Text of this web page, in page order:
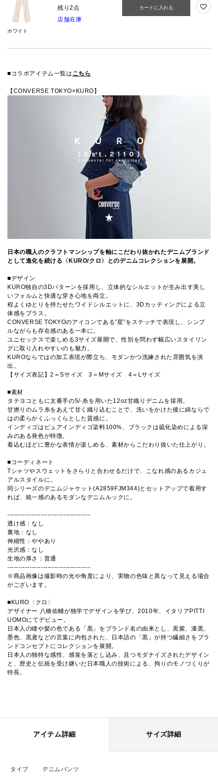
ホワイト
残り2点
店舗在庫
カートに入れる
■コラボアイテム一覧は こちら
【CONVERSE TOKYO×KURO】
日本の職人のクラフトマンシップを軸にこだわり抜かれたデニムブランド
として進化を続ける〈KURO/クロ〉とのデニムコレクションを展開。
■デザイン
KURO独自の3Dパターンを採用し、立体的なシルエットが生み出す美し
いフォルムと快適な穿き心地を両立。
程よくゆとりを持たせたワイドシルエットに、3Dカッティングによる立
体感をプラス。
CONVERSE TOKYOのアイコンである”星”をステッチで表現し、シンプ
ルながらも存在感のある一本に。
ユニセックスで楽しめる3サイズ展開で、性別を問わず幅広いスタイリン
グに取り入れやすいのも魅力。
KUROならではの加工表現が際立ち、モダンかつ洗練された雰囲気を演
出。
【サイズ表記】2＝Sサイズ 3＝Mサイズ 4＝Lサイズ
■素材
タテヨコともに太番手の5/-糸を用いた12oz甘織りデニムを採用。
甘撚りのムラ糸をあえて甘く織り込むことで、洗いをかけた後に綿ならで
はの柔らかくふっくらとした質感に。
インディゴはピュアインディゴ染料100%、ブラックは硫化染めによる深
みのある発色が特徴。
着込むほどに豊かな表情が楽しめる、素材からこだわり抜いた仕上がり。
■コーディネート
Tシャツやスウェットをさらりと合わせるだけで、こなれ感のあるカジュ
アルスタイルに。
同シリーズのデニムジャケット(A2859FJM344)とセットアップで着用す
れば、統一感のあるモダンなデニムルックに。
-------------------------------------
透け感：なし
裏地：なし
伸縮性：ややあり
光沢感：なし
生地の厚さ：普通
-------------------------------------
※商品画像は撮影時の光や角度により、実物の色味と異なって見える場合
がございます。
■KURO〈クロ〉
デザイナー 八橋佑輔が独学でデザインを学び、2010年、イタリアPITTI
UOMOにてデビュー。
日本人の瞳や髪の色である「黒」をブランド名の由来とし、黒紫、漆黒、
墨色、黒鳶などの言葉に内包された、日本語の「黒」が持つ繊細さをブラ
ンドコンセプトにコレクションを展開。
日本人の独特な感性、感覚を落とし込み、且つモダナイズされたデザイン
と、歴史と伝統を受け継いだ日本職人の技術による、拘りのモノづくりが
特長。
アイテム詳細 サイズ詳細
タイプ デニムパンツ